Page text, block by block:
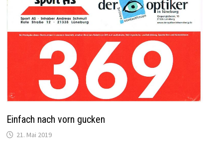
Einfach nach vorn gucken
21. Mai 2019